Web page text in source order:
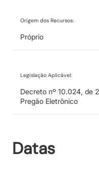
Origem dos Recursos:
Próprio
Legislação Aplicável:
Decreto nº 10.024, de
Pregão Eletrônico
Datas